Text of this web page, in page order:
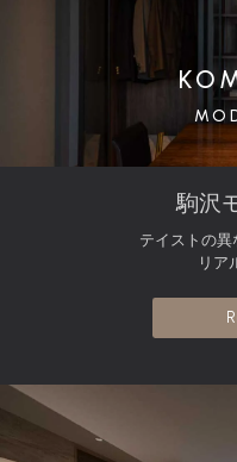
駒沢
テイストの
リア